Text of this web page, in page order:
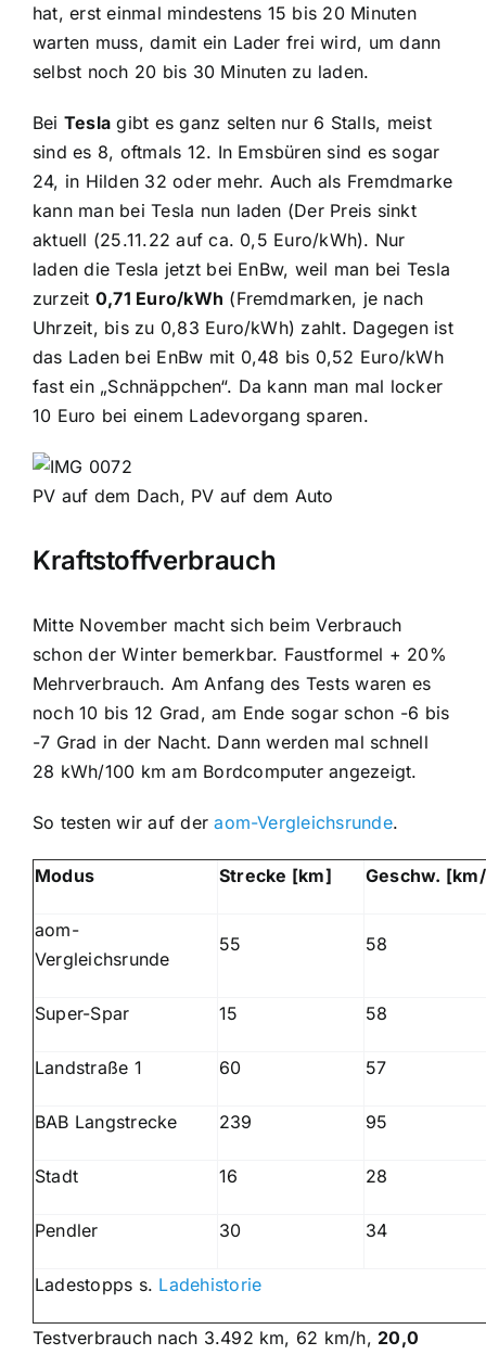
hat, erst einmal mindestens 15 bis 20 Minuten
warten muss, damit ein Lader frei wird, um dann
selbst noch 20 bis 30 Minuten zu laden.
Bei Tesla gibt es ganz selten nur 6 Stalls, meist
sind es 8, oftmals 12. In Emsbüren sind es sogar
24, in Hilden 32 oder mehr. Auch als Fremdmarke
kann man bei Tesla nun laden (Der Preis sinkt
aktuell (25.11.22 auf ca. 0,5 Euro/kWh). Nur
laden die Tesla jetzt bei EnBw, weil man bei Tesla
zurzeit 0,71 Euro/kWh (Fremdmarken, je nach
Uhrzeit, bis zu 0,83 Euro/kWh) zahlt. Dagegen ist
das Laden bei EnBw mit 0,48 bis 0,52 Euro/kWh
fast ein „Schnäppchen“. Da kann man mal locker
10 Euro bei einem Ladevorgang sparen.
PV auf dem Dach, PV auf dem Auto
Kraftstoffverbrauch
Mitte November macht sich beim Verbrauch
schon der Winter bemerkbar. Faustformel + 20%
Mehrverbrauch. Am Anfang des Tests waren es
noch 10 bis 12 Grad, am Ende sogar schon -6 bis
-7 Grad in der Nacht. Dann werden mal schnell
28 kWh/100 km am Bordcomputer angezeigt.
So testen wir auf deraom-Vergleichsrunde.
Modus Strecke [km] Geschw.
aom-
Vergleichsrunde
55 58
Super-Spar 15 58
Landstraße 1 60 57
BAB Langstrecke 239 95
Stadt 16 28
Pendler 30 34
Ladestopps s. Ladehistorie
Testverbrauch nach 3.492 km, 62 km/h, 20,0